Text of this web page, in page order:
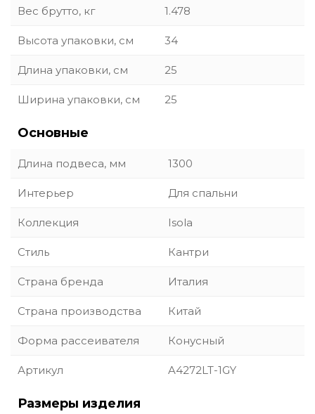
Вес брутто, кг 1.478
Высота упаковки, см 34
Длина упаковки, см 25
Ширина упаковки, см 25
Основные
Длина подвеса, мм 1300
Интерьер Для спальни
Коллекция Isola
Стиль Кантри
Страна бренда Италия
Страна производства Китай
Форма рассеивателя Конусный
Артикул A4272LT-1GY
Размеры изделия